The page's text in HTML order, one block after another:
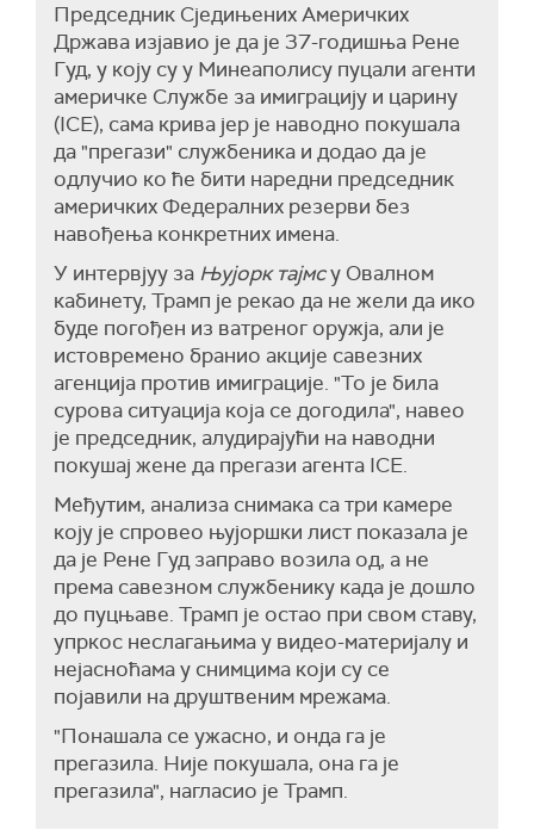
Председник Сједињених Америчких
Држава изјавио је да је 37-годишња Рене
Гуд, у коју су у Минеаполису пуцали агенти
америчке Службе за имиграцију и царину
(ICE), сама крива јер је наводно покушала
да "прегази" службеника и додао да је
одлучио ко ће бити наредни председник
америчких Федералних резерви без
навођења конкретних имена.
У интервјуу за Њујорк тајмсу Овалном
кабинету, Трамп је рекао да не жели да ико
буде погођен из ватреног оружја, али је
истовремено бранио акције савезних
агенција против имиграције. "То је била
сурова ситуација која се догодила", навео
је председник, алудирајући на наводни
покушај жене да прегази агента ICE.
Међутим, анализа снимака са три камере
коју је спровео њујоршки лист показала је
да је Рене Гуд заправо возила од, а не
према савезном службенику када је дошло
до пуцњаве. Трамп је остао при свом ставу,
упркос неслагањима у видео-материјалу и
нејасноћама у снимцима који су се
појавили на друштвеним мрежама.
"Понашала се ужасно, и онда га је
прегазила. Није покушала, она га је
прегазила", нагласио је Трамп.